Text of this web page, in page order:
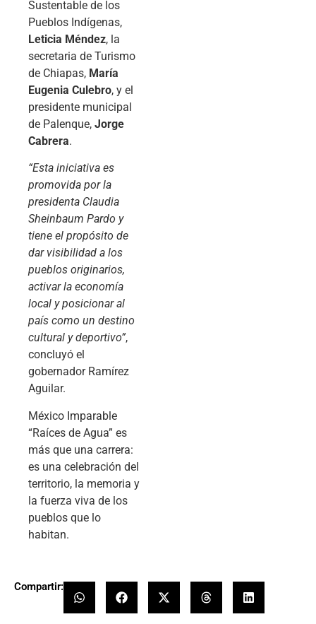
Sustentable de los
Pueblos Indígenas,
Leticia Méndez, la
secretaria de Turismo
de Chiapas, María
Eugenia Culebro, y el
presidente municipal
de Palenque, Jorge
Cabrera.
“Esta iniciativa es
promovida por la
presidenta Claudia
Sheinbaum Pardo y
tiene el propósito de
dar visibilidad a los
pueblos originarios,
activar la economía
local y posicionar al
país como un destino
cultural y deportivo”,
concluyó el
gobernador Ramírez
Aguilar.
México Imparable
“Raíces de Agua” es
más que una carrera:
es una celebración del
territorio, la memoria y
la fuerza viva de los
pueblos que lo
habitan.
Compartir: